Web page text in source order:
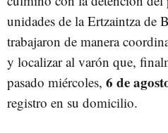
unidades de la Ertzaintza de
trabajaron de manera
y localizar al varón que,
pasado miércoles, 6 de
registro en su domicilio.